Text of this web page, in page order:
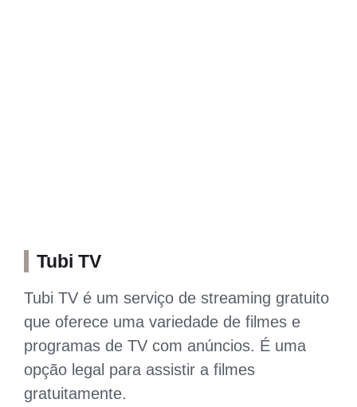
Tubi TV
Tubi TV é um serviço de streaming gratuito
que oferece uma variedade de filmes e
programas de TV com anúncios. É uma
opção legal para assistir a filmes
gratuitamente.